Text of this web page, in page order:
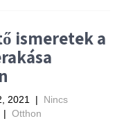
ismeretek a
2021 | Nincs
| Otthon